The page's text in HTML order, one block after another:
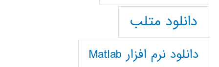
دانلود متلب
دانلود نرم افزار Matlab